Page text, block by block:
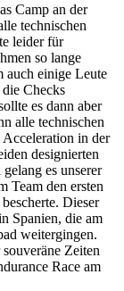
Camp an der
technischen
leider für
so lange
auch einige Leute
Checks
es dann aber
alle technischen
Acceleration in der
designierten
es unserer
Team den ersten
Dieser
Spanien, die am
weitergingen.
Zeiten
Race am